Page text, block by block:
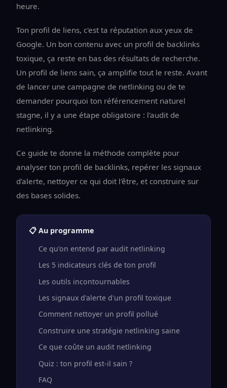
heure.
Ton profil de liens, c'est ta réputation aux yeux de
Google. Un bon contenu avec un profil de backlinks
toxique, ça reste en bas des résultats de recherche.
Un profil de liens sain, ça amplifie tout le reste. Avant
de lancer une campagne de netlinking ou de te
demander pourquoi ton référencement naturel
stagne, il y a une étape obligatoire : l'audit de
netlinking.
Ce guide te donne la méthode complète pour
analyser ton profil de backlinks, repérer les signaux
d'alerte, nettoyer ce qui doit l'être, et construire sur
des bases solides.
📋 Au programme
Ce qu'on entend par audit netlinking
Les 5 indicateurs clés de ton profil
Les outils incontournables
Les signaux d'alerte d'un profil toxique
Comment nettoyer un profil pollué
Construire une stratégie netlinking saine
Ce que coûte un audit netlinking
Quiz : ton profil est-il sain ?
FAQ